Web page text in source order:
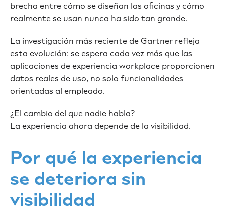
brecha entre cómo se diseñan las oficinas y cómo
realmente se usan nunca ha sido tan grande.
La investigación más reciente de Gartner refleja
esta evolución: se espera cada vez más que las
aplicaciones de experiencia workplace proporcionen
datos reales de uso, no solo funcionalidades
orientadas al empleado.
¿El cambio del que nadie habla?
La experiencia ahora depende de la visibilidad.
Por qué la experiencia
se deteriora sin
visibilidad